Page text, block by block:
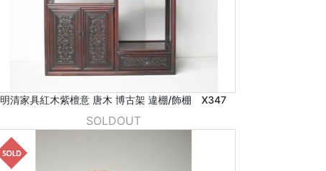
明清家具紅木紫檀意 唐木 博古架 違棚/飾棚 X347
SOLDOUT